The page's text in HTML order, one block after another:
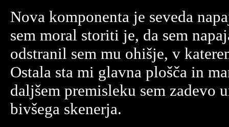
Nova komponenta je seveda
sem moral storiti je, da sem
odstranil sem mu ohišje, v
Ostala sta mi glavna plošča in
daljšem premisleku sem zadevo
bivšega skenerja.